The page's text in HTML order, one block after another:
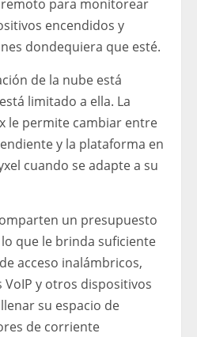
para monitorear
encendidos y
dondequiera que esté.
de la nube está
limitado a ella. La
le permite cambiar entre
y la plataforma en
cuando se adapte a su
un presupuesto
que le brinda suficiente
acceso inalámbricos,
VoIP y otros dispositivos
su espacio de
de corriente